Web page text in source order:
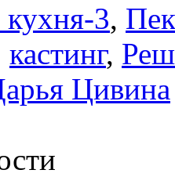
3,
кастинг,
Цивина